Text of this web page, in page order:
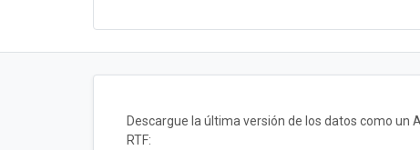
Descargue la última versión de los datos como un
RTF: